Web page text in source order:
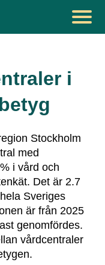
i
Stockholm
med
% i vård och
Det är 2.7
Sveriges
är från 2025
genomfördes.
vårdcentraler